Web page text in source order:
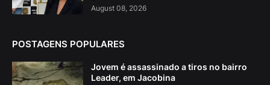
August 08, 2026
POSTAGENS POPULARES
Jovem é assassinado a tiros no bairro
Leader, em Jacobina